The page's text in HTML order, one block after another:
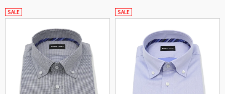
SALE SALE